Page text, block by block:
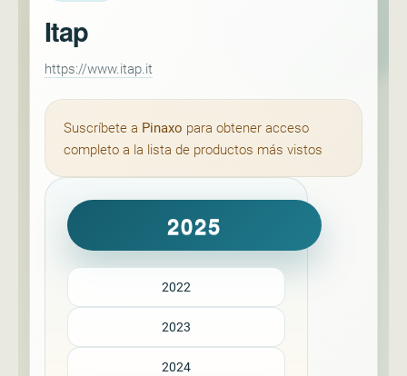
Itap
https://www.itap.it
Suscríbete a Pinaxo para obtener acceso
completo a la lista de productos más vistos
2025
2022
2023
2024